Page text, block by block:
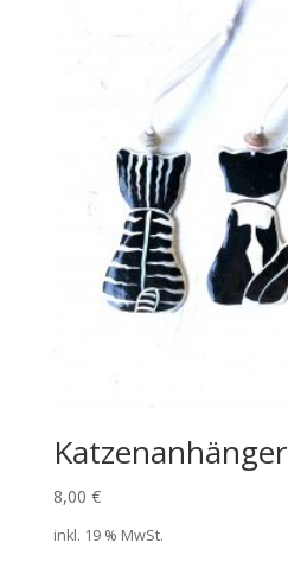
Katzenanhänger
8,00 €
inkl. 19 % MwSt.